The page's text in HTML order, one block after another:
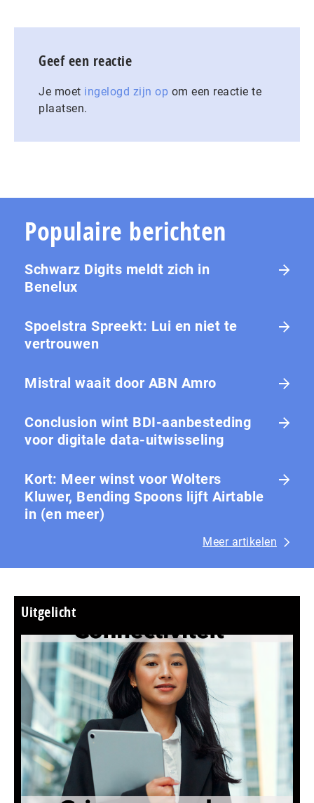
Geef een reactie
Je moet ingelogd zijn op om een reactie te
plaatsen.
Populaire berichten
Schwarz Digits meldt zich in
Benelux
Spoelstra Spreekt: Lui en niet te
vertrouwen
Mistral waait door ABN Amro
Conclusion wint BDI-aanbesteding
voor digitale data-uitwisseling
Kort: Meer winst voor Wolters
Kluwer, Bending Spoons lijft Airtable
in (en meer)
Meer artikelen
Uitgelicht